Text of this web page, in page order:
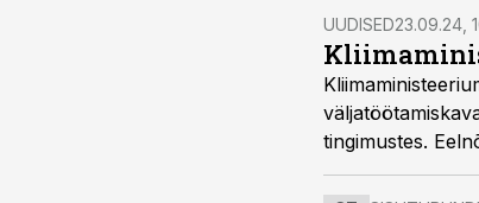
UUDISED23.09.24,
tingimustes.
kohalikele